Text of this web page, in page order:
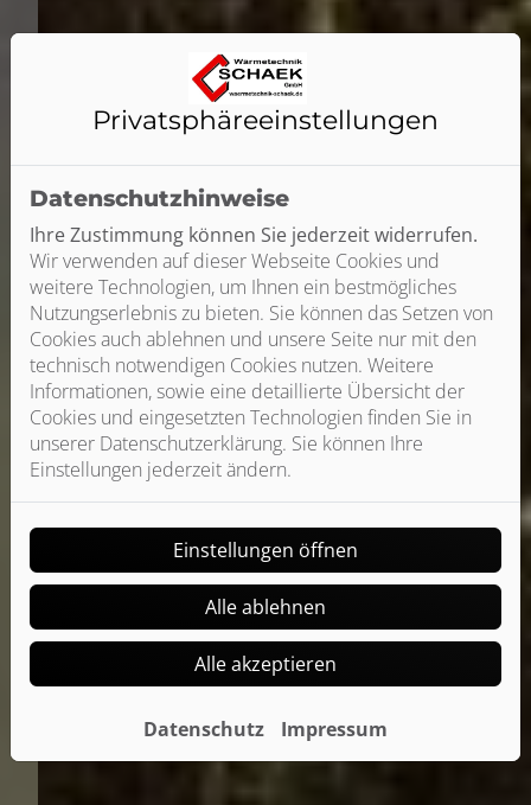
Privatsphäre­einstellungen
Datenschutzhinweise
Ihre Zustimmung können Sie jederzeit widerrufen.
Wir verwenden auf dieser Webseite Cookies und
weitere Technologien, um Ihnen ein bestmögliches
Nutzungserlebnis zu bieten. Sie können das Setzen von
Cookies auch ablehnen und unsere Seite nur mit den
technisch notwendigen Cookies nutzen. Weitere
Informationen, sowie eine detaillierte Übersicht der
Cookies und eingesetzten Technologien finden Sie in
unserer Datenschutzerklärung. Sie können Ihre
Einstellungen jederzeit ändern.
Einstellungen öffnen
Alle ablehnen
Alle akzeptieren
Datenschutz Impressum